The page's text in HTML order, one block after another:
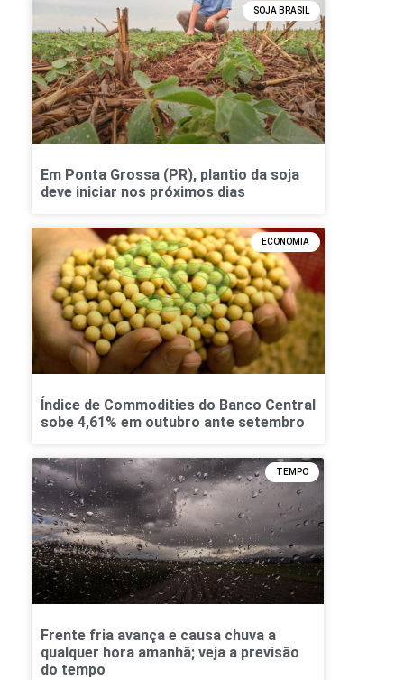
SOJA BRASIL
Em Ponta Grossa (PR), plantio da soja
deve iniciar nos próximos dias
ECONOMIA
Índice de Commodities do Banco Central
sobe 4,61% em outubro ante setembro
TEMPO
Frente fria avança e causa chuva a
qualquer hora amanhã; veja a previsão
do tempo